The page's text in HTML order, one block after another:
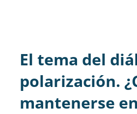
El tema del
polarización.
mantenerse